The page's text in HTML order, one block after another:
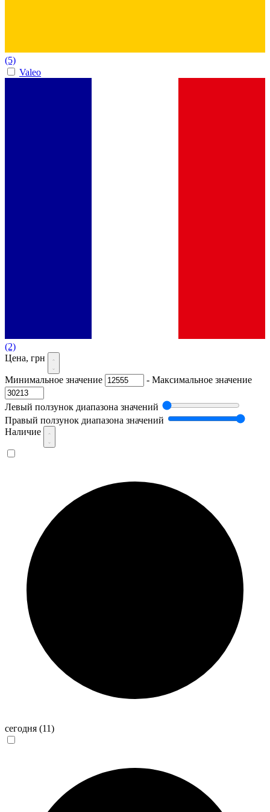
(5)
Valeo
(2)
Цена, грн
Минимальное значение - Максимальное значение
Левый ползунок диапазона значений
Правый ползунок диапазона значений
Наличие
сегодня (11)